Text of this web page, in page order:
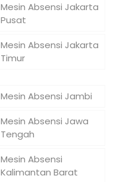
Mesin Absensi Jakarta
Pusat
Mesin Absensi Jakarta
Timur
Mesin Absensi Jambi
Mesin Absensi Jawa
Tengah
Mesin Absensi
Kalimantan Barat